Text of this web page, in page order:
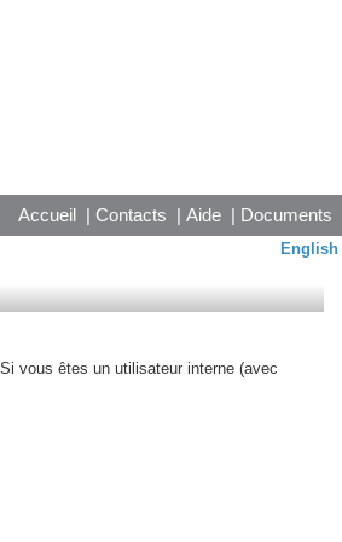
Accueil | Contacts | Aide | Documents
English
vous êtes un utilisateur interne (avec